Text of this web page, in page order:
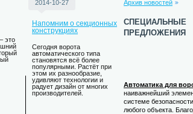
это
2014-10-27
Напомним о секционных
конструкциях
Сегодня ворота
автоматического типа
становятся всё более
популярными. Растёт при
этом их разнообразие,
удивляют технологии и
радует дизайн от многих
производителей.
Архив новостей
специальные
предложения
Автоматика для
наиважнейший
системе безопасности
любого объекта.